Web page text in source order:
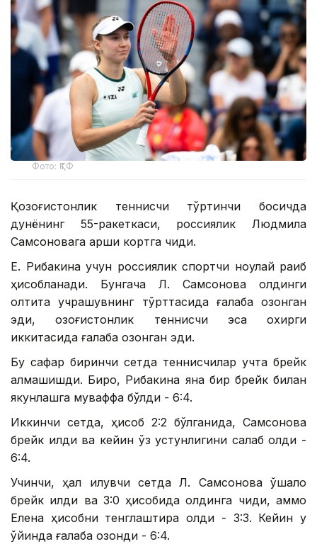
Фото: ҚТФ
Қозоғистонлик теннисчи тўртинчи босқичда
дунёнинг 55-ракеткаси, россиялик Людмила
Самсоновага қарши кортга чиқди.
Е. Рибакина учун россиялик спортчи ноқулай рақиб
ҳисобланади. Бунгача Л. Самсонова олдинги
олтита учрашувнинг тўрттасида ғалаба қозонган
эди, қозоғистонлик теннисчи эса охирги
иккитасида ғалаба қозонган эди.
Бу сафар биринчи сетда теннисчилар учта брейк
алмашишди. Бироқ, Рибакина яна бир брейк билан
якунлашга муваффақ бўлди - 6:4.
Иккинчи сетда, ҳисоб 2:2 бўлганида, Самсонова
брейк қилди ва кейин ўз устунлигини сақлаб қолди -
6:4.
Учинчи, ҳал қилувчи сетда Л. Самсонова қўшалоқ
брейк қилди ва 3:0 ҳисобида олдинга чиқди, аммо
Елена ҳисобни тенглаштира олди - 3:3. Кейин у
ўйинда ғалаба қозонди - 6:4.